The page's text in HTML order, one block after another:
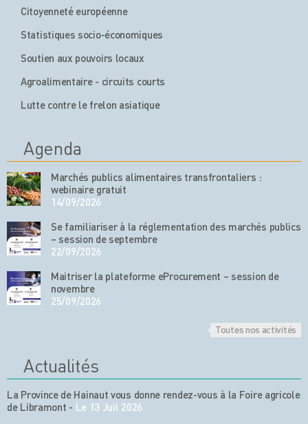
Citoyenneté européenne
Statistiques socio-économiques
Soutien aux pouvoirs locaux
Agroalimentaire - circuits courts
Lutte contre le frelon asiatique
Agenda
Marchés publics alimentaires transfrontaliers :
webinaire gratuit
14/09/2026
Se familiariser à la réglementation des marchés publics
– session de septembre
22/09/2026
Maitriser la plateforme eProcurement – session de
novembre
25/09/2026
Toutes nos activités
Actualités
La Province de Hainaut vous donne rendez-vous à la Foire agricole
de Libramont - Le 13 Juil 2026